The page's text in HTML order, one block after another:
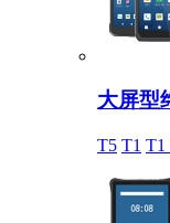
大屏型
T5 T1 T1